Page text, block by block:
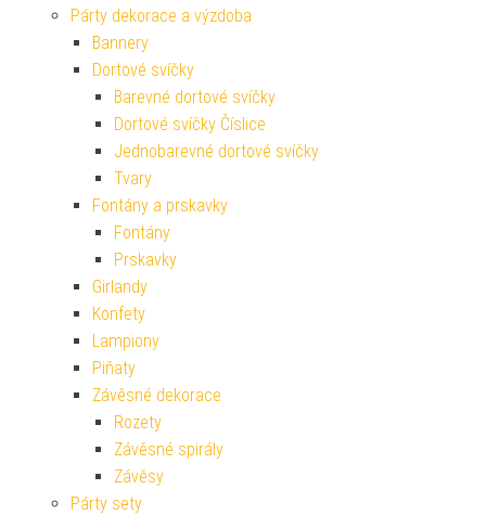
Párty dekorace a výzdoba
Bannery
Dortové svíčky
Barevné dortové svíčky
Dortové svíčky Číslice
Jednobarevné dortové svíčky
Tvary
Fontány a prskavky
Fontány
Prskavky
Girlandy
Konfety
Lampiony
Piňaty
Závěsné dekorace
Rozety
Závěsné spirály
Závěsy
Párty sety